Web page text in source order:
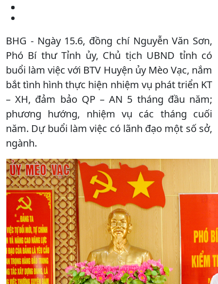
BHG - Ngày 15.6, đồng chí Nguyễn Văn Sơn,
Phó Bí thư Tỉnh ủy, Chủ tịch UBND tỉnh có
buổi làm việc với BTV Huyện ủy Mèo Vạc, nắm
bắt tình hình thực hiện nhiệm vụ phát triển KT
– XH, đảm bảo QP – AN 5 tháng đầu năm;
phương hướng, nhiệm vụ các tháng cuối
năm. Dự buổi làm việc có lãnh đạo một số sở,
ngành.